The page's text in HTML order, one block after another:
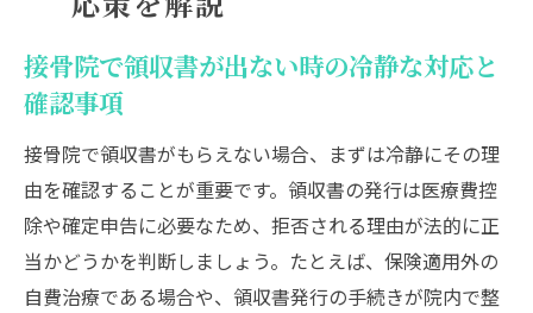
接骨院で領収書が出ない時の冷静な対応と
確認事項
接骨院で領収書がもらえない場合、まずは冷静にその理
由を確認することが重要です。領収書の発行は医療費控
除や確定申告に必要なため、拒否される理由が法的に正
当かどうかを判断しましょう。たとえば、保険適用外の
自費治療である場合や、領収書発行の手続きが院内で整